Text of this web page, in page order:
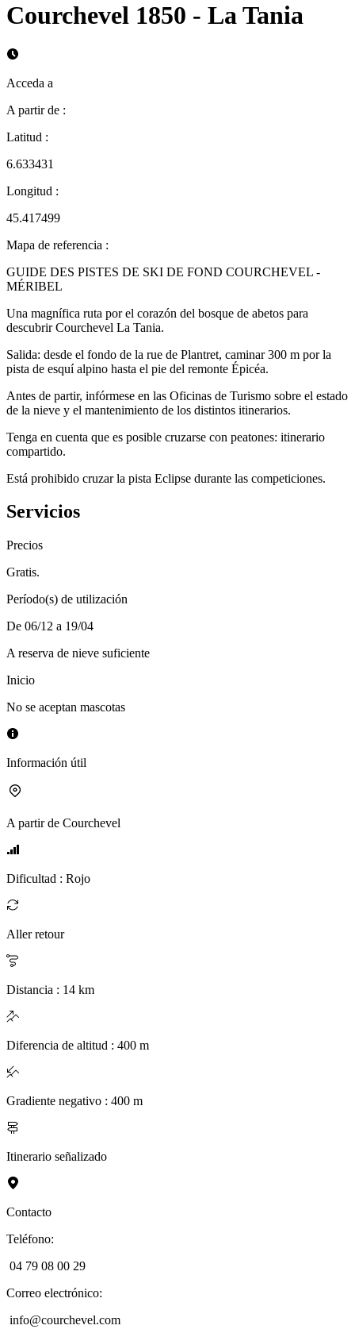
Courchevel 1850 - La Tania
Acceda a
A partir de :
Latitud :
6.633431
Longitud :
45.417499
Mapa de referencia :
GUIDE DES PISTES DE SKI DE FOND COURCHEVEL -
MÉRIBEL
Una magnífica ruta por el corazón del bosque de abetos para
descubrir Courchevel La Tania.
Salida: desde el fondo de la rue de Plantret, caminar 300 m por la
pista de esquí alpino hasta el pie del remonte Épicéa.
Antes de partir, infórmese en las Oficinas de Turismo sobre el estado
de la nieve y el mantenimiento de los distintos itinerarios.
Tenga en cuenta que es posible cruzarse con peatones: itinerario
compartido.
Está prohibido cruzar la pista Eclipse durante las competiciones.
Servicios
Precios
Gratis.
Período(s) de utilización
De 06/12 a 19/04
A reserva de nieve suficiente
Inicio
No se aceptan mascotas
Información útil
A partir de Courchevel
Dificultad : Rojo
Aller retour
Distancia : 14 km
Diferencia de altitud : 400 m
Gradiente negativo : 400 m
Itinerario señalizado
Contacto
Teléfono:
04 79 08 00 29
Correo electrónico:
info@courchevel.com